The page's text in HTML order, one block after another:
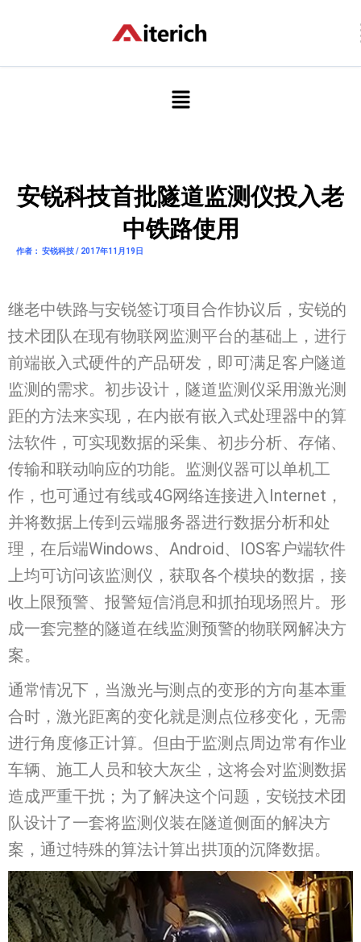
容
菜
单
安锐科技首批隧道监测仪投入老
中铁路使用
作者： 安锐科技 / 2017年11月19日
继老中铁路与安锐签订项目合作协议后，安锐的
技术团队在现有物联网监测平台的基础上，进行
前端嵌入式硬件的产品研发，即可满足客户隧道
监测的需求。初步设计，隧道监测仪采用激光测
距的方法来实现，在内嵌有嵌入式处理器中的算
法软件，可实现数据的采集、初步分析、存储、
传输和联动响应的功能。监测仪器可以单机工
作，也可通过有线或4G网络连接进入Internet，
并将数据上传到云端服务器进行数据分析和处
理，在后端Windows、Android、IOS客户端软件
上均可访问该监测仪，获取各个模块的数据，接
收上限预警、报警短信消息和抓拍现场照片。形
成一套完整的隧道在线监测预警的物联网解决方
案。
通常情况下，当激光与测点的变形的方向基本重
合时，激光距离的变化就是测点位移变化，无需
进行角度修正计算。但由于监测点周边常有作业
车辆、施工人员和较大灰尘，这将会对监测数据
造成严重干扰；为了解决这个问题，安锐技术团
队设计了一套将监测仪装在隧道侧面的解决方
案，通过特殊的算法计算出拱顶的沉降数据。